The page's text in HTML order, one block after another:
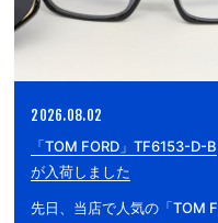
2026.08.02
「TOM FORD」TF6153-D-B
が入荷しました
先日、当店で人気の「TOM F